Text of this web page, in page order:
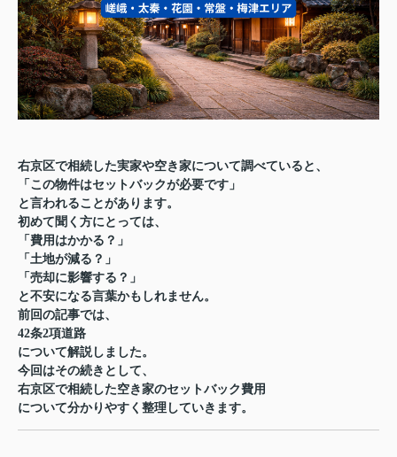
右京区で相続した実家や空き家について調べていると、
「この物件はセットバックが必要です」
と言われることがあります。
初めて聞く方にとっては、
「費用はかかる？」
「土地が減る？」
「売却に影響する？」
と不安になる言葉かもしれません。
前回の記事では、
42条2項道路
について解説しました。
今回はその続きとして、
右京区で相続した空き家のセットバック費用
について分かりやすく整理していきます。